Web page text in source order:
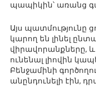
պապիկին՝ առանց
Այս պատմությունը
կարող են լինել
վիրավորանքները,
ունենալ լիովին
Բենջամինի
անընդունելի էին,